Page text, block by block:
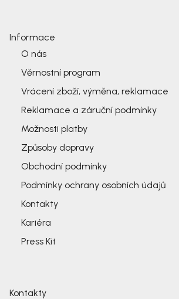
Informace
O nás
Věrnostní program
Vrácení zboží, výměna, reklamace
Reklamace a záruční podmínky
Možnosti platby
Způsoby dopravy
Obchodní podmínky
Podmínky ochrany osobních údajů
Kontakty
Kariéra
Press Kit
Kontakty